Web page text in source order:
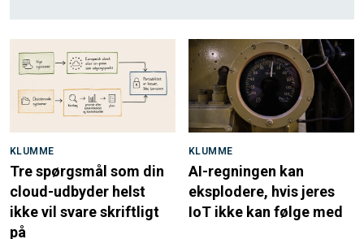
KLUMME
Tre spørgsmål som din
cloud-udbyder helst
ikke vil svare skriftligt
på
KLUMME
AI-regningen kan
eksplodere, hvis jeres
IoT ikke kan følge med